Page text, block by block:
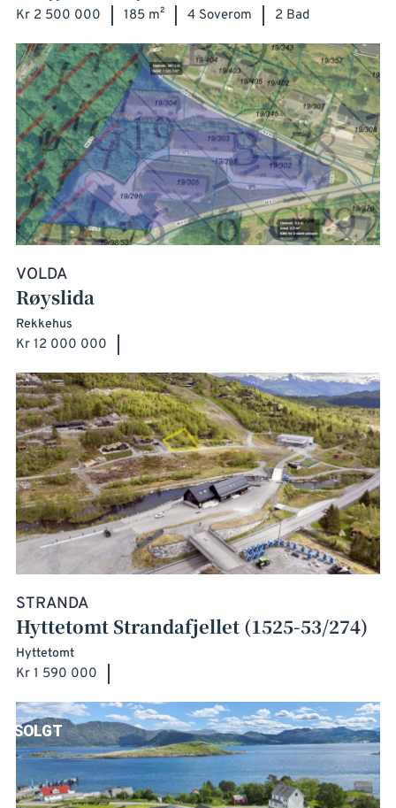
Kr 2 500 000 185 m² 4 Soverom 2 Bad
VOLDA
Røyslida
Rekkehus
Kr 12 000 000
STRANDA
Hyttetomt Strandafjellet (1525-53/274)
Hyttetomt
Kr 1 590 000